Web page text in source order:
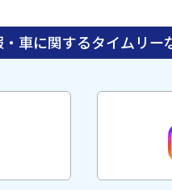
車に関するタイムリー